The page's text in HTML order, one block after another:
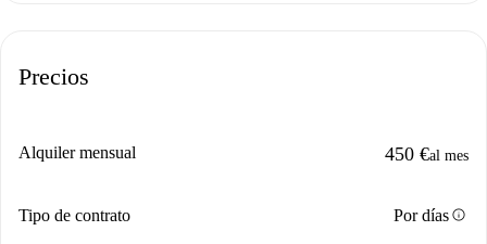
Precios
Alquiler mensual 450 €al mes
Tipo de contrato Por díasinfo